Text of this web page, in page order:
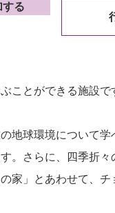
する
ことができる施設
地球環境について
。さらに、四季折
家」とあわせて、